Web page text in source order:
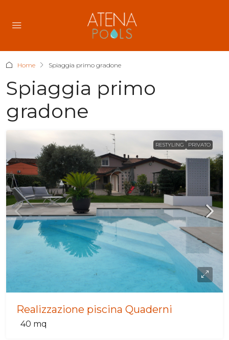
Home Spiaggia primo gradone
Spiaggia primo
gradone
RESTYLING PRIVATO
Realizzazione piscina Quaderni
40 mq